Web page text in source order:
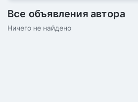
Все объявления автора
Ничего не найдено